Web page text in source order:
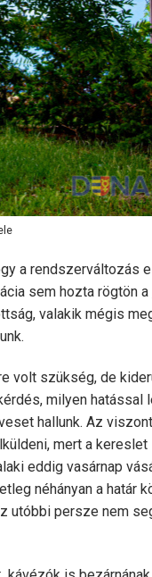
a rendszerváltozás
sem hozta rögtön a
valakik mégis
volt szükség, de
milyen hatással
hallunk. Az
mert a
eddig vasárnap
néhányan a határ
utóbbi persze nem